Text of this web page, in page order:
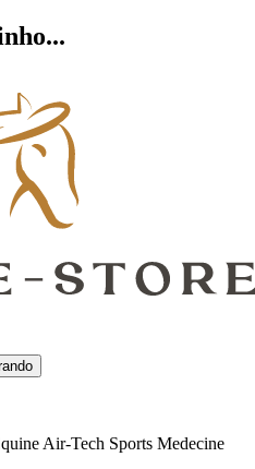
Air-Tech Sports Medecine